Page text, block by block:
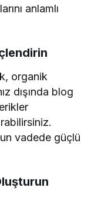
anlamlı
organik
dışında blog
vadede güçlü